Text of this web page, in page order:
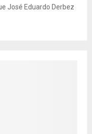
José Eduardo Derbez